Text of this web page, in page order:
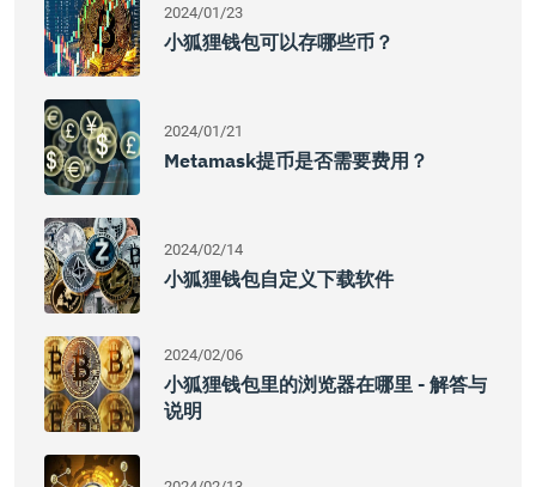
2024/01/23
小狐狸钱包可以存哪些币？
2024/01/21
Metamask提币是否需要费用？
2024/02/14
小狐狸钱包自定义下载软件
2024/02/06
小狐狸钱包里的浏览器在哪里 - 解答与
说明